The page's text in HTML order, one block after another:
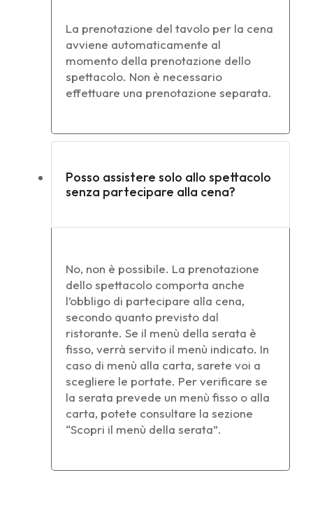
La prenotazione del tavolo per la cena
avviene automaticamente al
momento della prenotazione dello
spettacolo. Non è necessario
effettuare una prenotazione separata.
Posso assistere solo allo spettacolo
senza partecipare alla cena?
No, non è possibile. La prenotazione
dello spettacolo comporta anche
l’obbligo di partecipare alla cena,
secondo quanto previsto dal
ristorante. Se il menù della serata è
fisso, verrà servito il menù indicato. In
caso di menù alla carta, sarete voi a
scegliere le portate. Per verificare se
la serata prevede un menù fisso o alla
carta, potete consultare la sezione
“Scopri il menù della serata”.